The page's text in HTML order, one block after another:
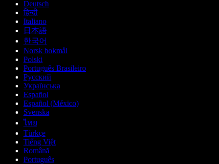
Deutsch
हिन्दी
Italiano
日本語
한국어
Norsk bokmål
Polski
Português Brasileiro
Русский
Українська
Español
Español (México)
Svenska
ไทย
Türkçe
Tiếng Việt
Română
Português